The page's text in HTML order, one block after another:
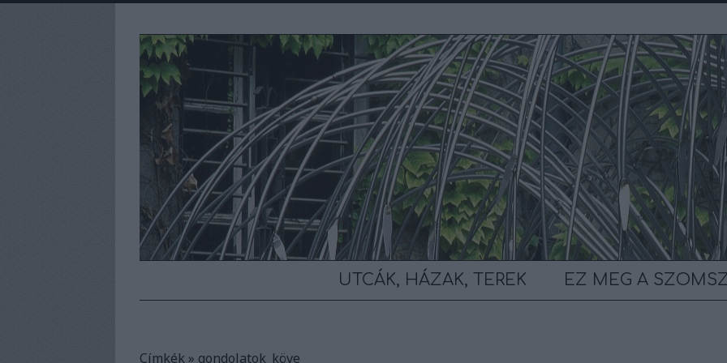
UTCÁK, HÁZAK, TEREK EZ MEG A
Címkék» gondolatok_köve